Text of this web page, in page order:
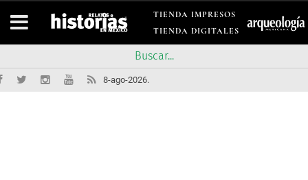
TIENDA IMPRESOS
TIENDA DIGITALES
8-ago-2026.